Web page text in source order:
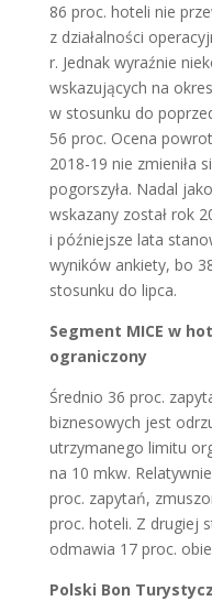
86 proc. hoteli nie
z działalności
r. Jednak wyraźnie
wskazujących na
w stosunku do
56 proc. Ocena
2018-19 nie zmieniła
pogorszyła. Nadal
wskazany został rok
i późniejsze lata
wyników ankiety, bo
stosunku do lipca.
Segment MICE w
ograniczony
Średnio 36 proc.
biznesowych jest
utrzymanego limitu
na 10 mkw.
proc. zapytań,
proc. hoteli. Z drugiej
odmawia 17 proc.
Polski Bon